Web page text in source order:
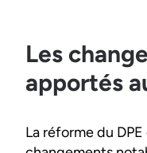
Les
apportés
La réforme du